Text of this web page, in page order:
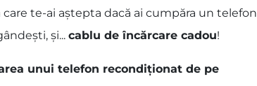
te-ai aștepta dacă ai cumpăra un telefon
și... cablu de încărcare cadou!
unui telefon recondiționat de pe